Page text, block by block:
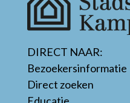
DIRECT NAAR:
Bezoekersinformatie
Direct zoeken